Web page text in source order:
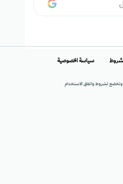
لشروط واتفاق الاستخدام
سياسة الخصوصية